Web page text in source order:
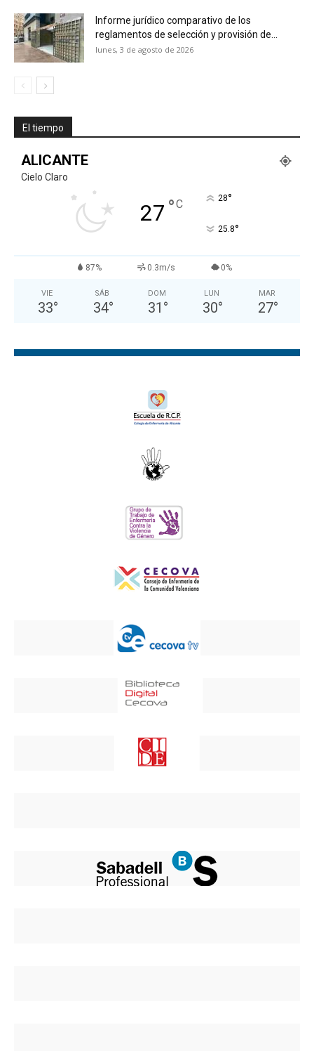
Informe jurídico comparativo de los
reglamentos de selección y provisión de...
lunes, 3 de agosto de 2026
El tiempo
ALICANTE
Cielo Claro
27 °C 28°
25.8°
87% 0.3m/s 0%
VIE
33°
SÁB
34°
DOM
31 °
LUN
30°
MAR
27°